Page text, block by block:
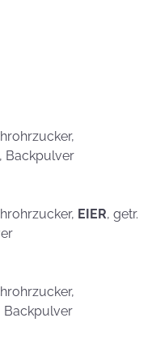
, Backpulver
EIER, getr.
Backpulver